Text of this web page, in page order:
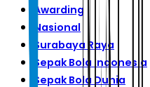
Awarding
Nasional
Surabaya Raya
Sepak Bola Indonesia
Sepak Bola Dunia